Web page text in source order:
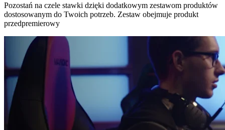
Pozostań na czele stawki dzięki dodatkowym zestawom produktów
dostosowanym do Twoich potrzeb. Zestaw obejmuje produkt
przedpremierowy